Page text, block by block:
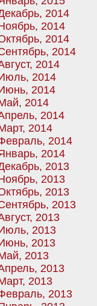
2014
2014
2014
2014
2014
2014
2014
2014
2014
2014
2014
2014
2013
2013
2013
2013
2013
2013
2013
2013
2013
2013
2013